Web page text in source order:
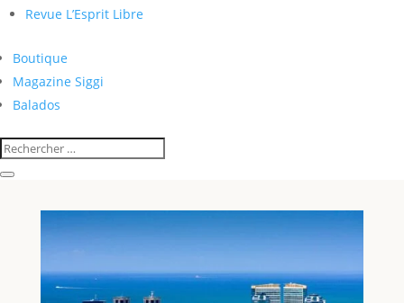
Revue L’Esprit Libre
Boutique
Magazine Siggi
Balados